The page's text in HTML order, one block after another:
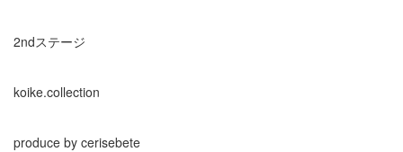
2ndステージ
koike.collection
produce by cerisebete